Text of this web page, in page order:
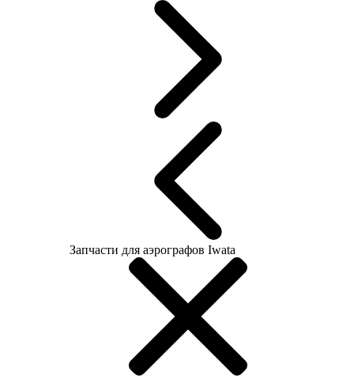
Запчасти для аэрографов Iwata